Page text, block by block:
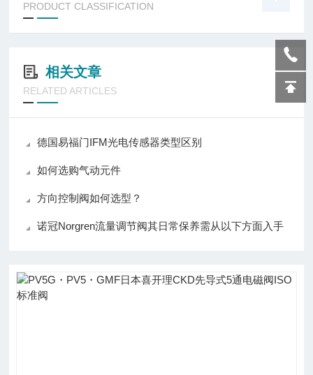
PRODUCT CLASSIFICATION
相关文章
RELATED ARTICLES
德国易福门IFM光电传感器类型区别
如何选购气动元件
方向控制阀如何选型？
诺冠Norgren流量调节阀其日常保养需从以下方面入手